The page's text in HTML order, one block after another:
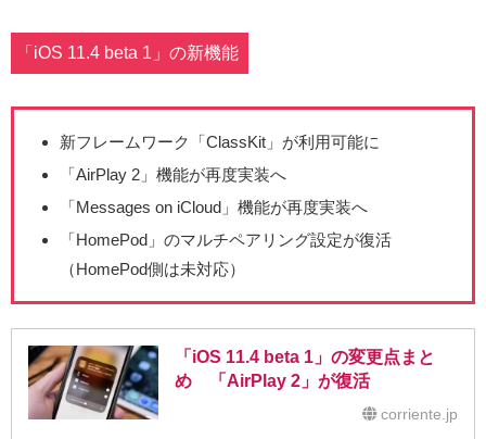
「iOS 11.4 beta 1」の新機能
新フレームワーク「ClassKit」が利用可能に
「AirPlay 2」機能が再度実装へ
「Messages on iCloud」機能が再度実装へ
「HomePod」のマルチペアリング設定が復活
（HomePod側は未対応）
「iOS 11.4 beta 1」の変更点まと
め 「AirPlay 2」が復活
corriente.jp